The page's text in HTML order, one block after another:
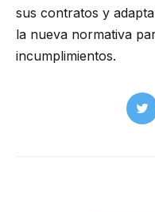
sus contratos y
la nueva normativa
incumplimientos.